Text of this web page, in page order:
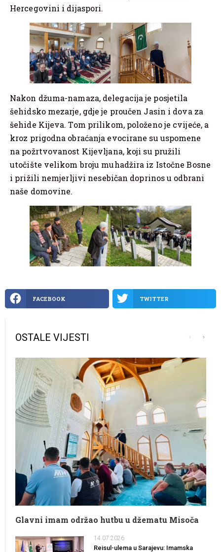
Hercegovini i dijaspori.
Nakon džuma-namaza, delegacija je posjetila
šehidsko mezarje, gdje je proučen Jasin i dova za
šehide Kijeva. Tom prilikom, položeno je cvijeće, a
kroz prigodna obraćanja evocirane su uspomene
na požrtvovanost Kijevljana, koji su pružili
utočište velikom broju muhadžira iz Istočne Bosne
i prižili nemjerljivi nesebičan doprinos u odbrani
naše domovine.
FACEBOOK TWITTER
OSTALE VIJESTI
Glavni imam održao hutbu u džematu Misoča
14.07.2026
Reisul-ulema u Sarajevu: Imamska